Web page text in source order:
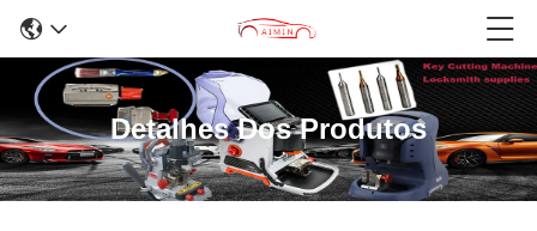
Detalhes Dos Produtos